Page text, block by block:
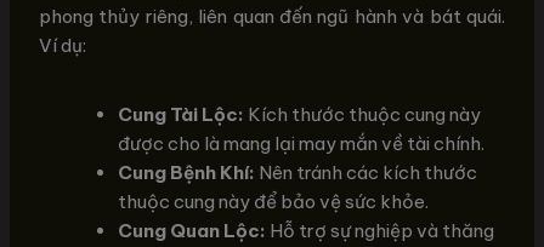
phong thủy riêng, liên quan đến ngũ hành và bát quái.
Ví dụ:
Cung Tài Lộc: Kích thước thuộc cung này
được cho là mang lại may mắn về tài chính.
Cung Bệnh Khí: Nên tránh các kích thước
thuộc cung này để bảo vệ sức khỏe.
Cung Quan Lộc: Hỗ trợ sự nghiệp và thăng